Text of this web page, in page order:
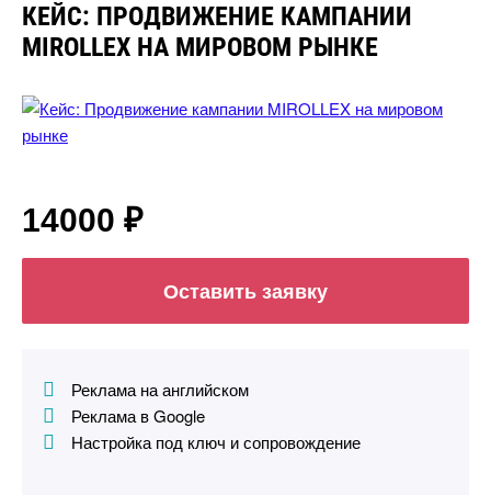
КЕЙС: ПРОДВИЖЕНИЕ КАМПАНИИ
MIROLLEX НА МИРОВОМ РЫНКЕ
14000 ₽
Оставить заявку
Реклама на английском
Реклама в Google
Настройка под ключ и сопровождение